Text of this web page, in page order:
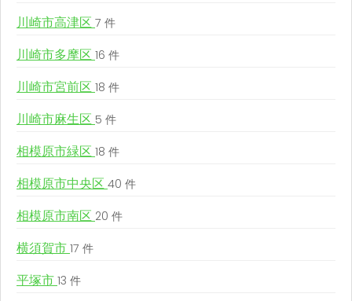
川崎市高津区 7 件
川崎市多摩区 16 件
川崎市宮前区 18 件
川崎市麻生区 5 件
相模原市緑区 18 件
相模原市中央区 40 件
相模原市南区 20 件
横須賀市 17 件
平塚市 13 件